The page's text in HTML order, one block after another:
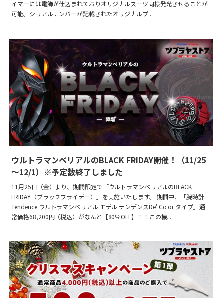
イマーには電飾が仕込まれておりオリジナルスーツ同様発光させることが
可能。シリアルナンバーが記載されたオリジナルプ...
ウルトラマンベリアルのBLACK FRIDAY開催！（11/25
～12/1）※予定数終了しました
11月25日（金）より、期間限定で「ウルトラマンベリアルのBLACK
FRIDAY（ブラックフライデー）」を実施いたします。 期間中、「腕時計
Tendence ウルトラマンべリアル モデル テンデンスDe’ Color タイプ」通
常価格68,200円（税込）がなんと【80％OFF】！！この機...